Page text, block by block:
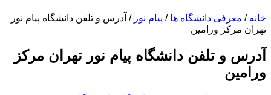
خانه / معرفی دانشگاه ها / پیام نور / آدرس و تلفن دانشگاه پیام نور
تهران مرکز ورامین
آدرس و تلفن دانشگاه پیام نور تهران مرکز
ورامین